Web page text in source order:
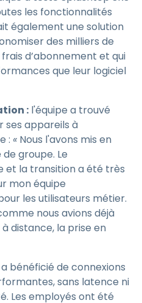
les fonctionnalités
également une solution
des milliers de
d’abonnement et qui
que leur logiciel
: l'équipe a trouvé
ses appareils à
: « Nous l'avons mis en
groupe. Le
et la transition a été très
mon équipe
les utilisateurs métier.
nous avions déjà
distance, la prise en
a bénéficié de connexions
sans latence ni
Les employés ont été